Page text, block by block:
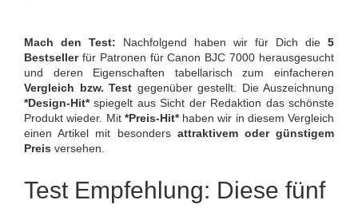
Mach den Test: Nachfolgend haben wir für Dich die 5
Bestsellerfür Patronen für Canon BJC 7000 herausgesucht
und deren Eigenschaften tabellarisch zum einfacheren
Vergleich bzw. Test gegenüber gestellt. Die Auszeichnung
*Design-Hit*spiegelt aus Sicht der Redaktion das schönste
Produkt wieder. Mit *Preis-Hit*haben wir in diesem Vergleich
einen Artikel mit besonders attraktivem oder günstigem
Preis versehen.
Test Empfehlung: Diese fünf